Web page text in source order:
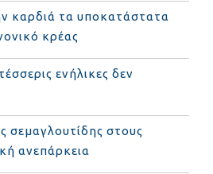
καρδιά τα υποκατάστατα
κρέας
ενήλικες δεν
σεμαγλουτίδης στους
ανεπάρκεια